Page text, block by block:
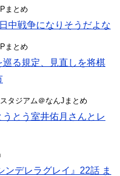
まとめ
中戦争になりそうだよな
まとめ
巡る規定、見直しを将棋
タジアム＠なんJまとめ
うとう室井佑月さんとレ
ンデレラグレイ』22話 ま